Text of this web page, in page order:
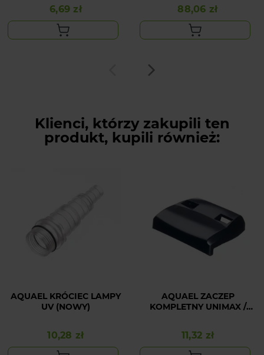
Cena
6,69 zł
Cena
88,06 zł
Klienci, którzy zakupili ten
produkt, kupili również:
AQUAEL KRÓCIEC LAMPY
UV (NOWY)
Cena
10,28 zł
AQUAEL ZACZEP
KOMPLETNY UNIMAX /
Cena
11,32 zł